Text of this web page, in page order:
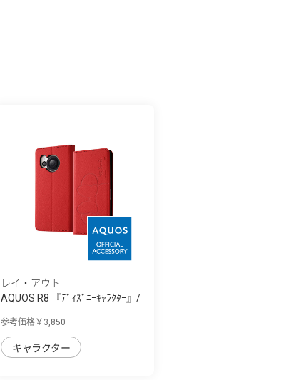
レイ・アウト
AQUOS R8 『ﾃﾞｨｽﾞﾆｰｷｬﾗｸﾀｰ』/
参考価格￥3,850
キャラクター